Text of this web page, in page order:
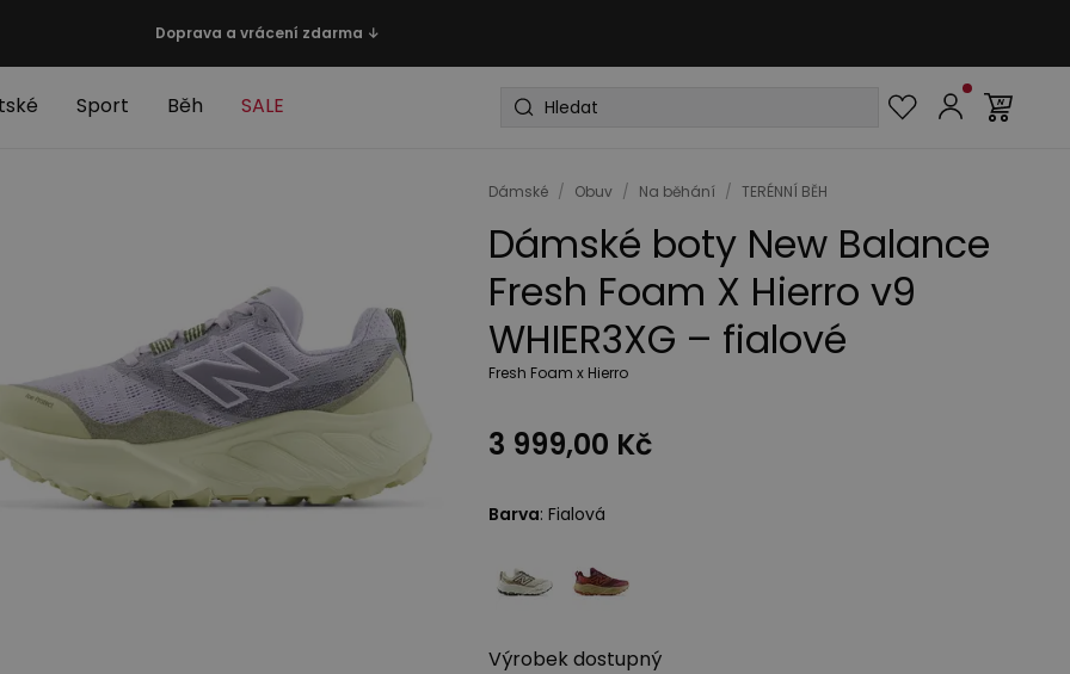
Doprava a vrácení zdarma ↓
Sport Běh SALE
Dámské / Obuv / Na běhání / TERÉNNÍ BĚH
Dámské boty New Balance
Fresh Foam X Hierro v9
WHIER3XG – fialové
Fresh Foam x Hierro
3 999,00 Kč
Barva: Fialová
Výrobek dostupný